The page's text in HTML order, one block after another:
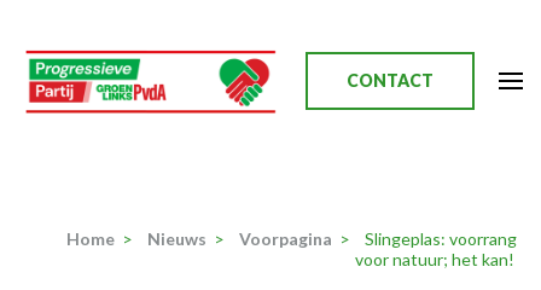
naar
inhoud
(Druk
CONTACT
Home > Nieuws > Voorpagina >
Slingeplas: voorrang
voor natuur; het kan!